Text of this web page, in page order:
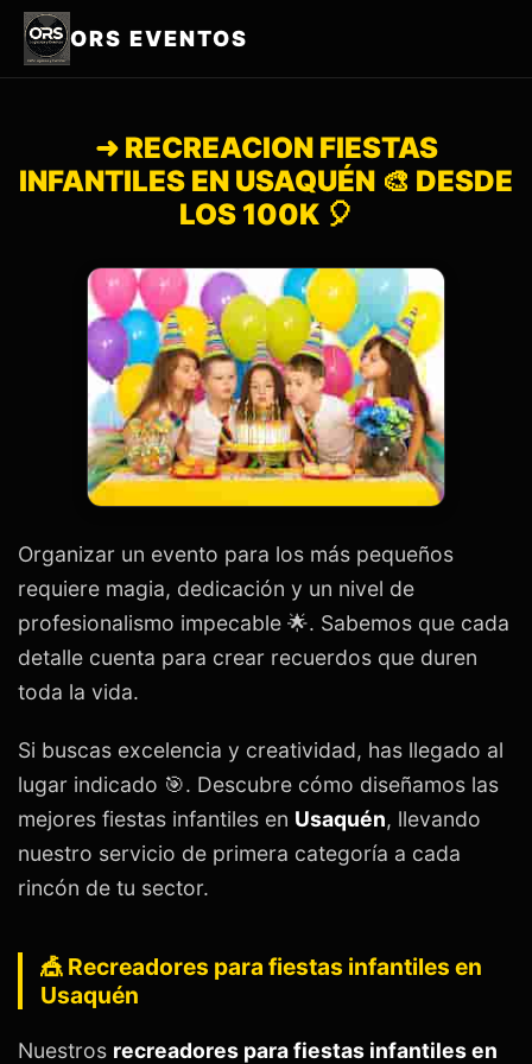
ORS EVENTOS
➜ RECREACION FIESTAS
INFANTILES EN USAQUÉN 🎨 DESDE
LOS 100K 🎈
Organizar un evento para los más pequeños
requiere magia, dedicación y un nivel de
profesionalismo impecable 🌟. Sabemos que cada
detalle cuenta para crear recuerdos que duren
toda la vida.
Si buscas excelencia y creatividad, has llegado al
lugar indicado 🎯. Descubre cómo diseñamos las
mejores fiestas infantiles en Usaquén, llevando
nuestro servicio de primera categoría a cada
rincón de tu sector.
🎪 Recreadores para fiestas infantiles en
Usaquén
Nuestros recreadores para fiestas infantiles en